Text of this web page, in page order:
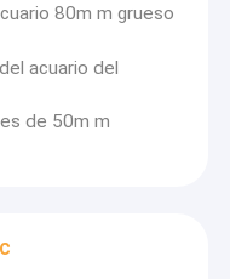
80m m grueso
acuario del
de 50m m